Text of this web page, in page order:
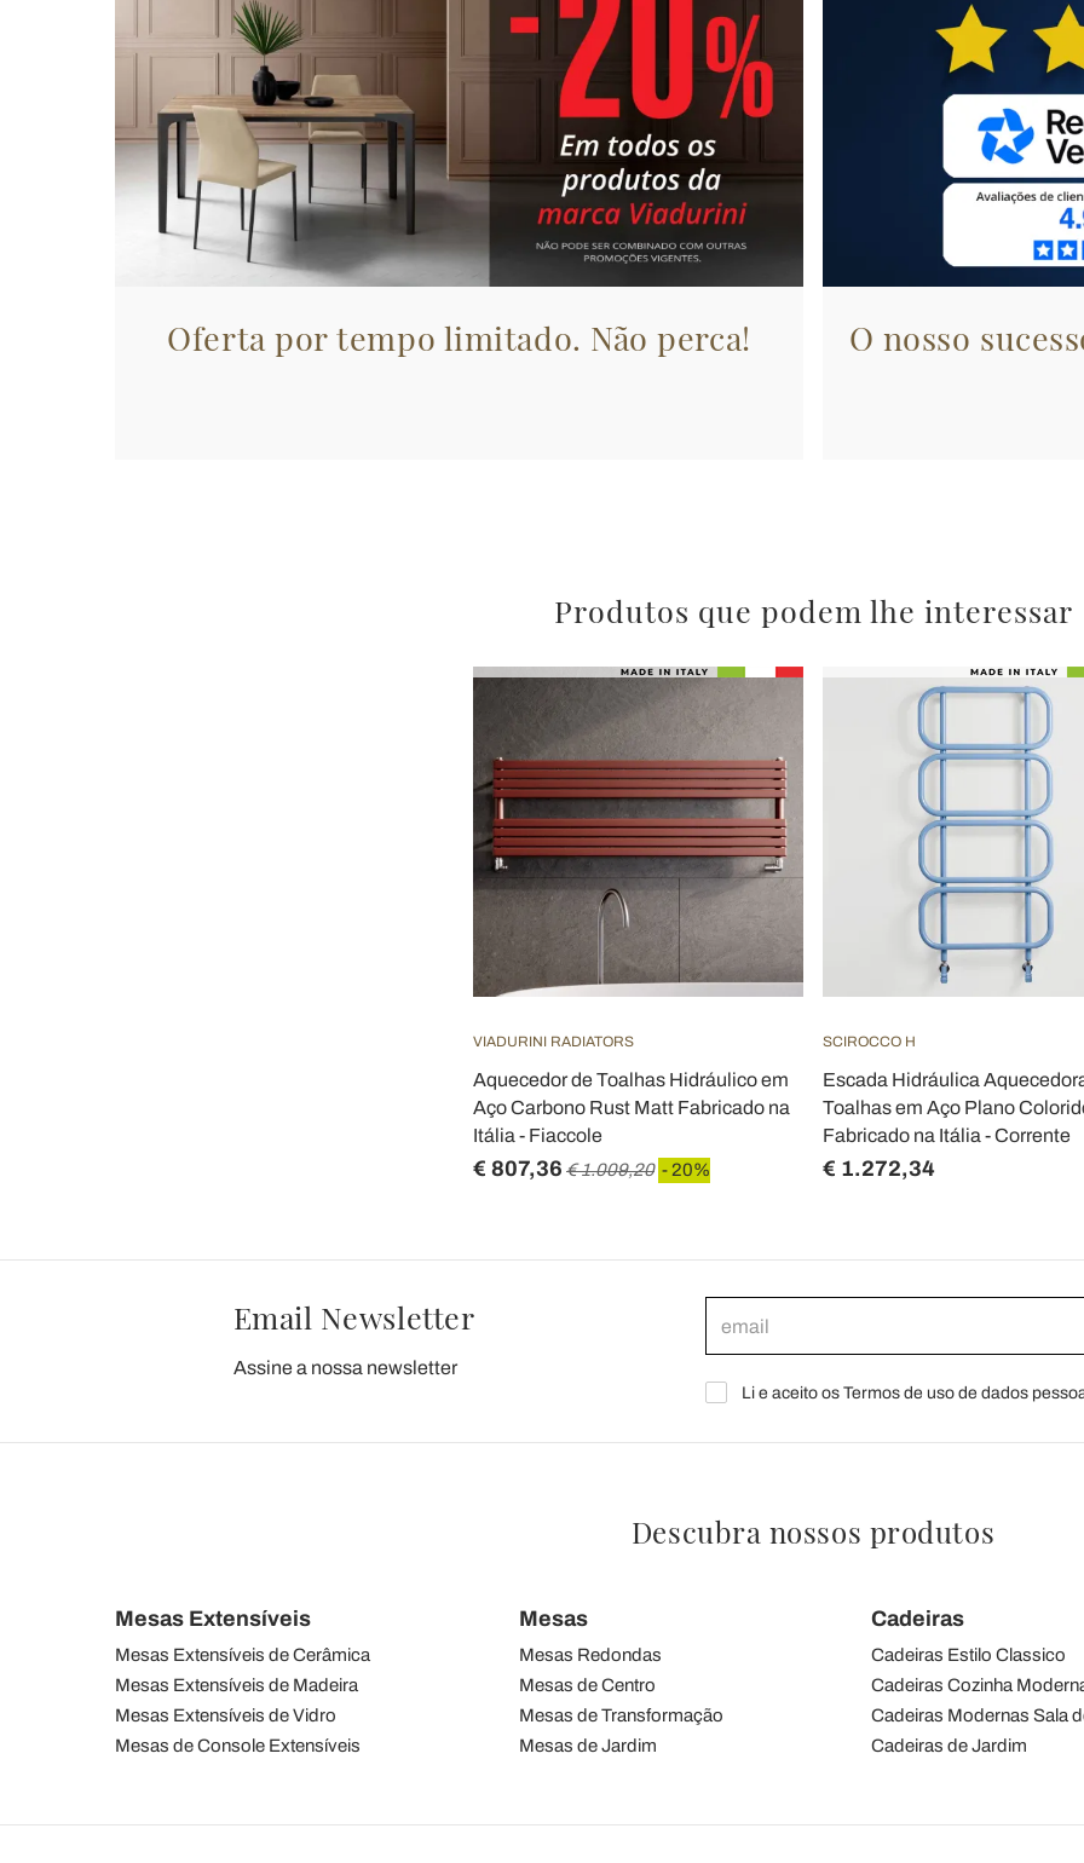
Oferta por tempo limitado. Não perca!
O nosso
Produtos que podem lhe interessar
VIADURINI RADIATORS
Aquecedor de Toalhas Hidráulico em
Aço Carbono Rust Matt Fabricado na
Itália - Fiaccole
€ 807,36 € 1.009,20 - 20%
SCIROCCO H
Escada Hidráulica
Toalhas em Aço Plano
Fabricado na Itália - Corrente
€ 1.272,34
Email Newsletter
Assine a nossa newsletter
Li e aceito os Termos de uso de dados
Descubra nossos produtos
Mesas Extensíveis
Mesas Extensíveis de Cerâmica
Mesas Extensíveis de Madeira
Mesas Extensíveis de Vidro
Mesas de Console Extensíveis
Mesas
Mesas Redondas
Mesas de Centro
Mesas de Transformação
Mesas de Jardim
Cadeiras
Cadeiras Estilo Classico
Cadeiras Cozinha
Cadeiras Modernas Sala
Cadeiras de Jardim